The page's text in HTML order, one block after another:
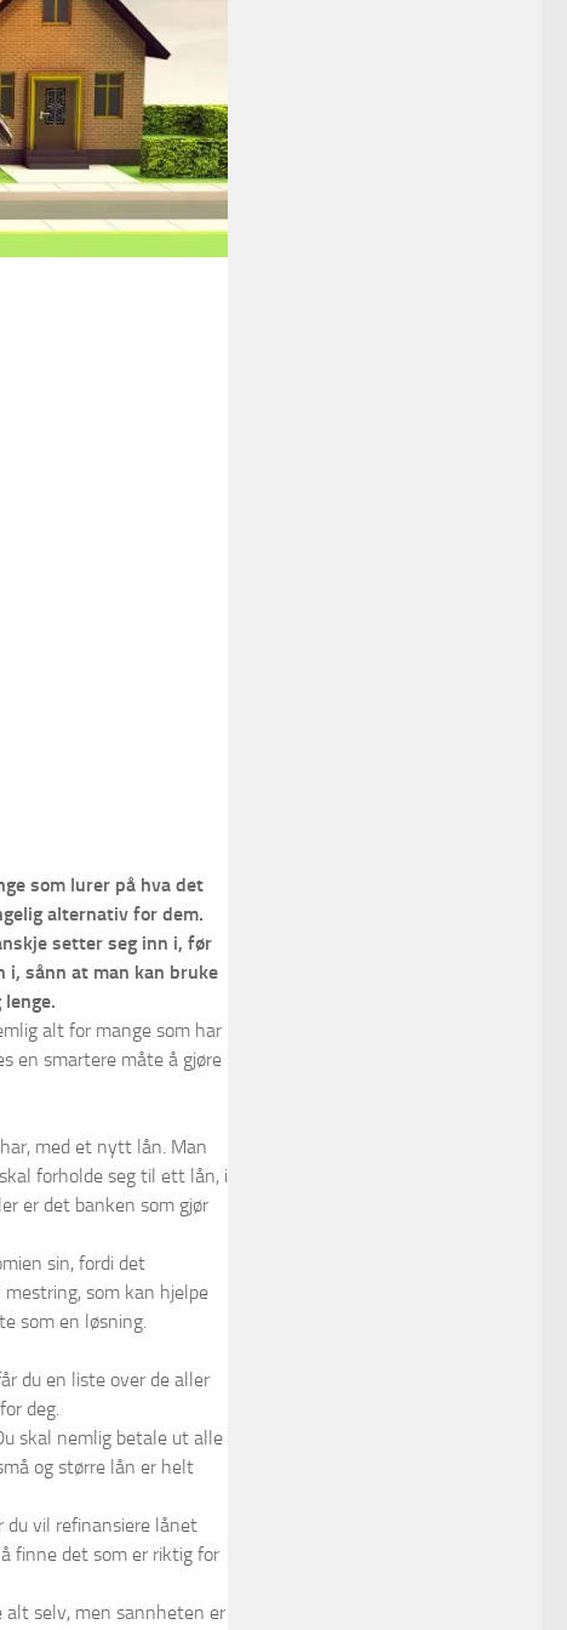
som lurer på hva det
alternativ for dem.
setter seg inn i, før
i, sånn at man kan bruke
alt for mange som har
en smartere måte å gjøre
med et nytt lån. Man
forholde seg til ett lån, i
er det banken som gjør
sin, fordi det
som kan hjelpe
som en løsning.
du en liste over de aller
deg.
skal nemlig betale ut alle
og større lån er helt
du vil refinansiere lånet
finne det som er riktig for
alt selv, men sannheten er